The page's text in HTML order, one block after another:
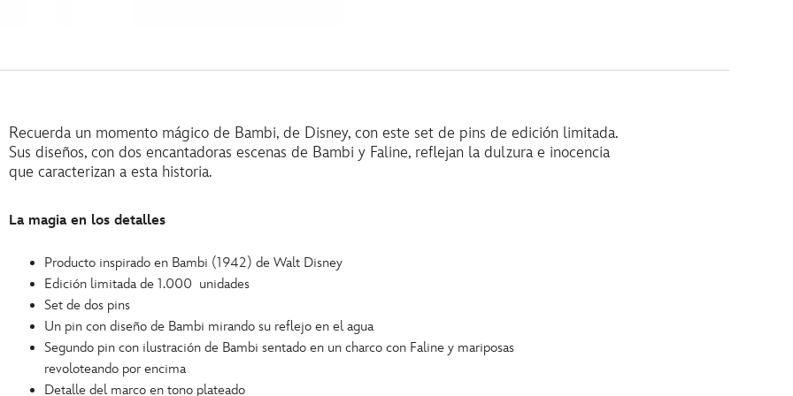
Recuerda un momento mágico de Bambi, de Disney, con este set de pins de edición limitada.
Sus diseños, con dos encantadoras escenas de Bambi y Faline, reflejan la dulzura e inocencia
que caracterizan a esta historia.
La magia en los detalles
Producto inspirado en Bambi (1942) de Walt Disney
Edición limitada de 1.000 unidades
Set de dos pins
Un pin con diseño de Bambi mirando su reflejo en el agua
Segundo pin con ilustración de Bambi sentado en un charco con Faline y mariposas
revoloteando por encima
Detalle del marco en tono plateado